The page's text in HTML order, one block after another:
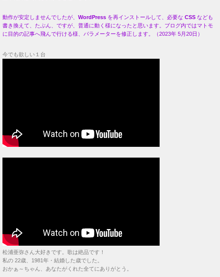
動作が安定しませんでしたが、 WordPress を再インストールして、必要な CSS なども
書き換えて、たぶん、ですが、普通に動く様になったと思います。ブログ内ではマトモ
に目的の記事へ飛んで行ける様、パラメーターを修正します。（2023年 5月20日）
今でも欲しい１台
松浦亜弥さん大好きです。歌は絶品です！
私の 22歳、1981年・結婚した歳でした。
おかぁ～ちゃん、あなたがくれた全てにありがとう。